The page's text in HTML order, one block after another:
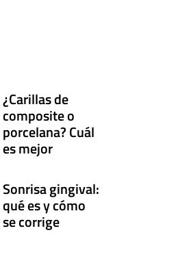
¿Carillas de
composite o
porcelana? Cuál
es mejor
Sonrisa gingival:
qué es y cómo
se corrige